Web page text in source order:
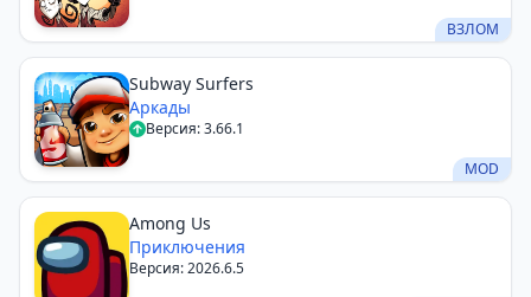
ВЗЛОМ
Subway Surfers
Аркады
Версия: 3.66.1
MOD
Among Us
Приключения
Версия: 2026.6.5